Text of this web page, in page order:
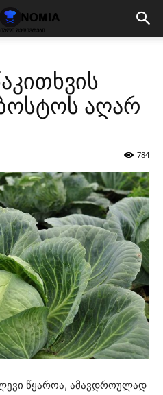
აღარ
784
წყაროა, ამავდროულად